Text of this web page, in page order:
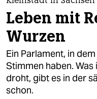
politik
öko
gesellschaft
kultur
Leben mit
Wurzen
Ein Parlament, in
Stimmen haben.
droht, gibt es in der
schon.